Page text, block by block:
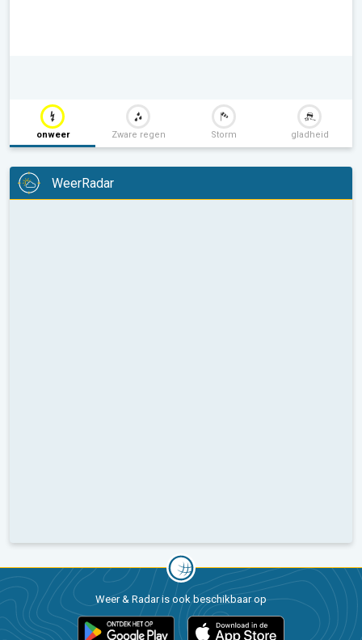
onweer Zware regen Storm gladheid
WeerRadar
Weer & Radar is ook beschikbaar op